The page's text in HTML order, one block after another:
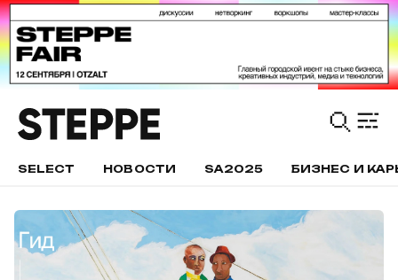
SELECT НОВОСТИ SA2025 БИЗНЕС И